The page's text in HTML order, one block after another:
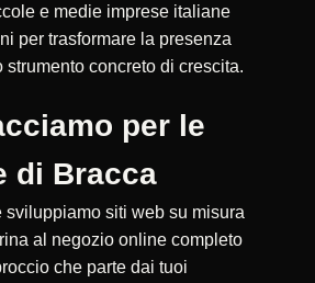
e medie imprese italiane
per trasformare la presenza
strumento concreto di crescita.
per le
di Bracca
sviluppiamo siti web su misura
al negozio online completo
che parte dai tuoi